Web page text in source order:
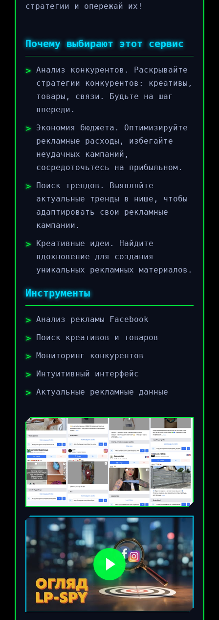
стратегии и опережай их!
Почему выбирают этот сервис
Анализ конкурентов. Раскрывайте
стратегии конкурентов: креативы,
товары, связи. Будьте на шаг
впереди.
Экономия бюджета. Оптимизируйте
рекламные расходы, избегайте
неудачных кампаний,
сосредоточьтесь на прибыльном.
Поиск трендов. Выявляйте
актуальные тренды в нише, чтобы
адаптировать свои рекламные
кампании.
Креативные идеи. Найдите
вдохновение для создания
уникальных рекламных материалов.
Инструменты
Анализ рекламы Facebook
Поиск креативов и товаров
Мониторинг конкурентов
Интуитивный интерфейс
Актуальные рекламные данные